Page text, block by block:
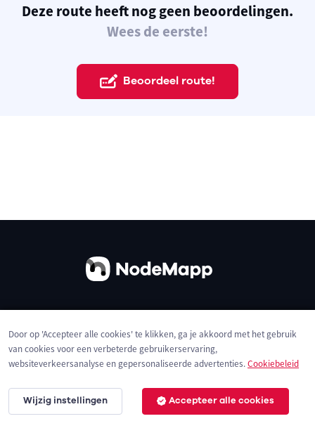
Deze route heeft nog geen beoordelingen.
Wees de eerste!
Beoordeel route!
Privacybeleid Cookies
Door op 'Accepteer alle cookies' te klikken, ga je akkoord met het gebruik
van cookies voor een verbeterde gebruikerservaring,
websiteverkeersanalyse en gepersonaliseerde advertenties.Cookiebeleid
Wijzig instellingen Accepteer alle cookies